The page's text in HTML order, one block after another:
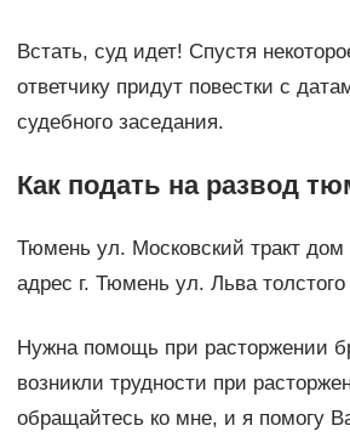
Встать, суд идет! Спустя
ответчику придут повестки с
судебного заседания.
Как подать на развод
Тюмень ул. Московский тракт дом
адрес г. Тюмень ул. Льва
Нужна помощь при расторжении
возникли трудности при
обращайтесь ко мне, и я помогу